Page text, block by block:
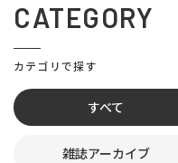
CATEGORY
カテゴリで探す
すべて
雑誌アーカイブ